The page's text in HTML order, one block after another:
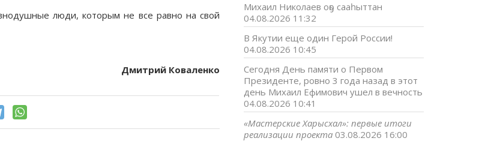
люди, которым не все равно на свой
Дмитрий Коваленко
Михаил Николаев оҕо сааһыттан
04.08.2026 11:32
В Якутии еще один Герой России!
04.08.2026 10:45
Сегодня День памяти о Первом
Президенте, ровно 3 года назад в этот
день Михаил Ефимович ушел в вечность
04.08.2026 10:41
«Мастерские Харысхал»: первые итоги
реализации проекта 03.08.2026 16:00